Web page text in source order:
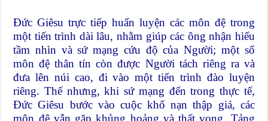
Đức Giêsu trực tiếp huấn luyện các môn đệ trong
một tiến trình dài lâu, nhằm giúp các ông nhận hiểu
tầm nhìn và sứ mạng cứu độ của Người; một số
môn đệ thân tín còn được Người tách riêng ra và
đưa lên núi cao, đi vào một tiến trình đào luyện
riêng. Thế nhưng, khi sứ mạng đến trong thực tế,
Đức Giêsu bước vào cuộc khổ nạn thập giá, các
môn đệ vẫn gặp khủng hoảng và thất vọng. Tảng